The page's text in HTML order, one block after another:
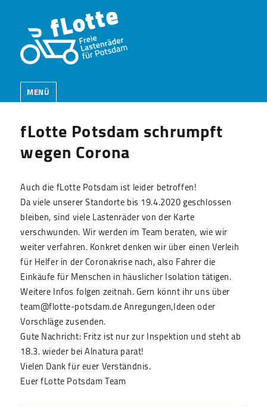
MENÜ
fLotte Potsdam schrumpft
wegen Corona
Auch die fLotte Potsdam ist leider betroffen!
Da viele unserer Standorte bis 19.4.2020 geschlossen
bleiben, sind viele Lastenräder von der Karte
verschwunden. Wir werden im Team beraten, wie wir
weiter verfahren. Konkret denken wir über einen Verleih
für Helfer in der Coronakrise nach, also Fahrer die
Einkäufe für Menschen in häuslicher Isolation tätigen.
Weitere Infos folgen zeitnah. Gern könnt ihr uns über
team@flotte-potsdam.de Anregungen,Ideen oder
Vorschläge zusenden.
Gute Nachricht: Fritz ist nur zur Inspektion und steht ab
18.3. wieder bei Alnatura parat!
Vielen Dank für euer Verständnis.
Euer fLotte Potsdam Team